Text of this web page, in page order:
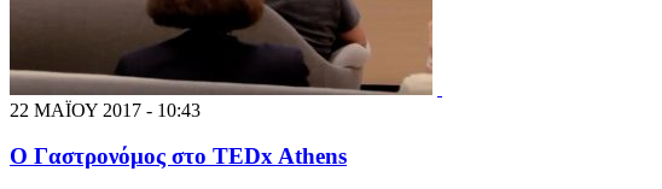
22 ΜΑΪΟΥ 2017 - 10:43
Ο Γαστρονόμος στο TEDx Athens